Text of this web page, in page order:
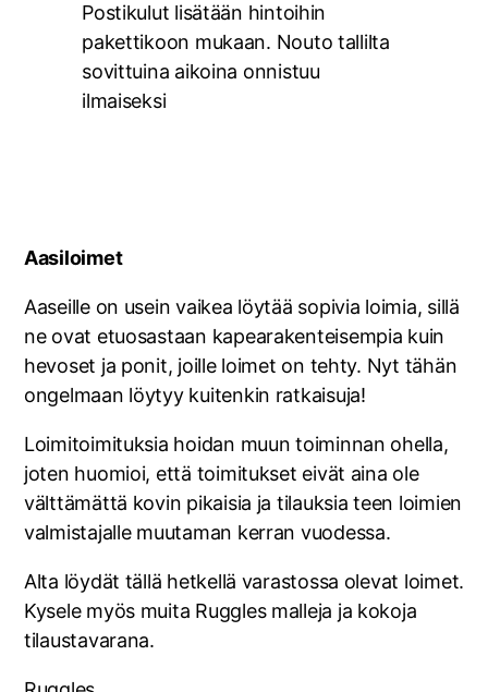
Postikulut lisätään hintoihin
pakettikoon mukaan. Nouto tallilta
sovittuina aikoina onnistuu
ilmaiseksi
Aasiloimet
Aaseille on usein vaikea löytää sopivia loimia, sillä
ne ovat etuosastaan kapearakenteisempia kuin
hevoset ja ponit, joille loimet on tehty. Nyt tähän
ongelmaan löytyy kuitenkin ratkaisuja!
Loimitoimituksia hoidan muun toiminnan ohella,
joten huomioi, että toimitukset eivät aina ole
välttämättä kovin pikaisia ja tilauksia teen loimien
valmistajalle muutaman kerran vuodessa.
Alta löydät tällä hetkellä varastossa olevat loimet.
Kysele myös muita Ruggles malleja ja kokoja
tilaustavarana.